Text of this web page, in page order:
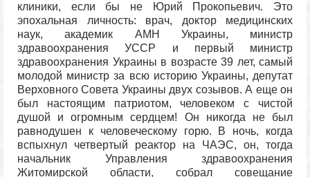
клиники, если бы не Юрий Прокопьевич. Это
эпохальная личность: врач, доктор медицинских
наук, академик АМН Украины, министр
здравоохранения УССР и первый министр
здравоохранения Украины в возрасте 39 лет, самый
молодой министр за всю историю Украины, депутат
Верховного Совета Украины двух созывов. А еще он
был настоящим патриотом, человеком с чистой
душой и огромным сердцем! Он никогда не был
равнодушен к человеческому горю. В ночь, когда
вспыхнул четвертый реактор на ЧАЭС, он, тогда
начальник Управления здравоохранения
Житомирской области, собрал совещание